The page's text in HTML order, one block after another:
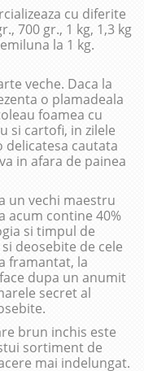
cu diferite
700 gr., 1 kg, 1,3 kg
la 1 kg.
veche. Daca la
o plamadeala
foamea cu
si cartofi, in zilele
delicatesa cautata
in afara de painea
un vechi maestru
acum contine 40%
si timpul de
deosebite de cele
framantat, la
dupa un anumit
secret al
brun inchis este
sortiment de
mai indelungat.